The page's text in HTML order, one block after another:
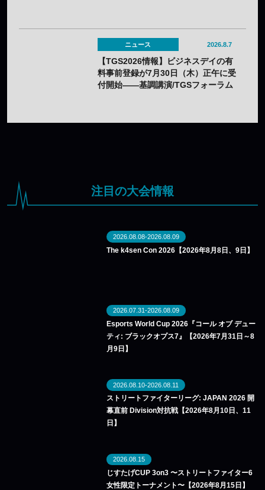
ニュース 2026.8.7
【TGS2026情報】ビジネスデイの有
料事前登録が7月30日（木）正午に受
付開始——基調講演/TGSフォーラム
注目の大会情報
2026.08.08-2026.08.09
The k4sen Con 2026【2026年8月8日、9日】
2026.07.31-2026.08.09
Esports World Cup 2026『コール オブ デュー
ティ: ブラックオプス7』【2026年7月31日～8
月9日】
2026.08.10-2026.08.11
ストリートファイターリーグ: JAPAN 2026 開
幕直前 Division対抗戦【2026年8月10日、11
日】
2026.08.15
じすたげCUP 3on3 〜ストリートファイター6
女性限定トーナメント〜【2026年8月15日】